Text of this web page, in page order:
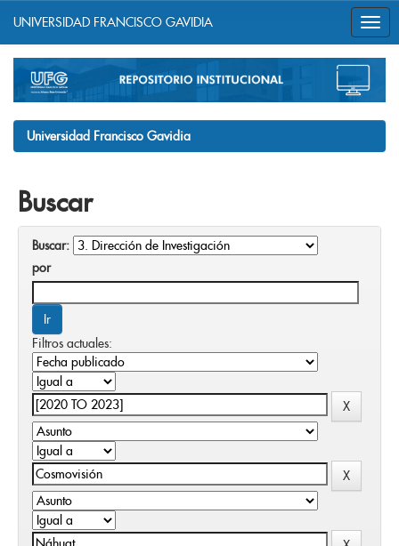
navigation
UNIVERSIDAD FRANCISCO GAVIDIA
Universidad Francisco Gavidia
Buscar
Buscar:
por
Filtros actuales: